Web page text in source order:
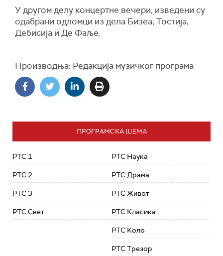
У другом делу концертне вечери, изведени су
одабрани одломци из дела Бизеа, Тостија,
Дебисија и Де Фаље.
Производња: Редакција музичког програма
ПРОГРАМСКА ШЕМА
РТС 1
РТС 2
РТС 3
РТС Свет
РТС Наука
РТС Драма
РТС Живот
РТС Класика
РТС Коло
РТС Трезор